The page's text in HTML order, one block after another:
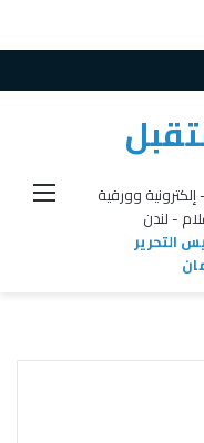
وورقية
- لندن
التحرير